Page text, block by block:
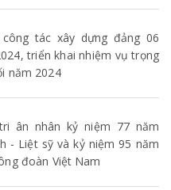
tác xây dựng đảng 06
triển khai nhiệm vụ trọng
năm 2024
ân nhân kỷ niệm 77 năm
- Liệt sỹ và kỷ niệm 95 năm
đoàn Việt Nam